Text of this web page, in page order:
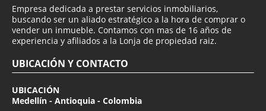
Empresa dedicada a prestar servicios inmobiliarios,
buscando ser un aliado estratégico a la hora de comprar o
vender un inmueble. Contamos con mas de 16 años de
experiencia y afiliados a la Lonja de propiedad raiz.
UBICACIÓN Y CONTACTO
UBICACIÓN
Medellín - Antioquia - Colombia